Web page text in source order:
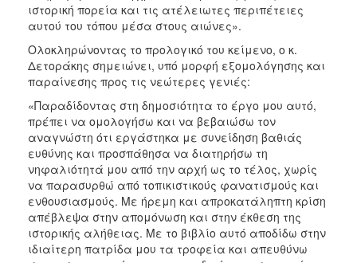
ιστορική πορεία και τις ατέλειωτες περιπέτειες
αυτού του τόπου μέσα στους αιώνες».
Ολοκληρώνοντας το προλογικό του κείμενο, ο κ.
Δετοράκης σημειώνει, υπό μορφή εξομολόγησης και
παραίνεσης προς τις νεώτερες γενιές:
«Παραδίδοντας στη δημοσιότητα το έργο μου αυτό,
πρέπει να ομολογήσω και να βεβαιώσω τον
αναγνώστη ότι εργάστηκα με συνείδηση βαθιάς
ευθύνης και προσπάθησα να διατηρήσω τη
νηφαλιότητά μου από την αρχή ως το τέλος, χωρίς
να παρασυρθώ από τοπικιστικούς φανατισμούς και
ενθουσιασμούς. Με ήρεμη και απροκατάληπτη κρίση
απέβλεψα στην απομόνωση και στην έκθεση της
ιστορικής αλήθειας. Με το βιβλίο αυτό αποδίδω στην
ιδιαίτερη πατρίδα μου τα τροφεία και απευθύνω